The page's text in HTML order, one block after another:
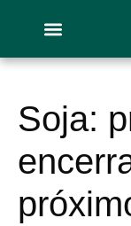
Soja: